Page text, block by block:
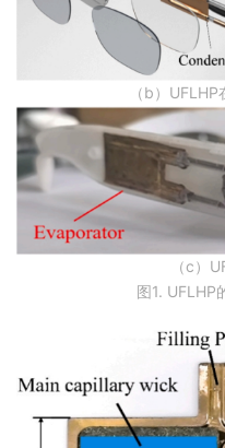
（b）
（c）
图1. UFLHP